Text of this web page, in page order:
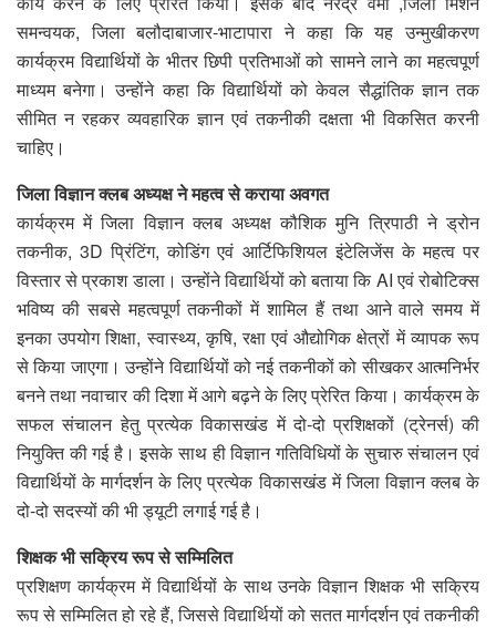
समन्वयक, जिला बलौदाबाजार-भाटापारा ने कहा कि यह उन्मुखीकरण
कार्यक्रम विद्यार्थियों के भीतर छिपी प्रतिभाओं को सामने लाने का महत्वपूर्ण
माध्यम बनेगा। उन्होंने कहा कि विद्यार्थियों को केवल सैद्धांतिक ज्ञान तक
सीमित न रहकर व्यवहारिक ज्ञान एवं तकनीकी दक्षता भी विकसित करनी
चाहिए।
जिला विज्ञान क्लब अध्यक्ष ने महत्व से कराया अवगत
कार्यक्रम में जिला विज्ञान क्लब अध्यक्ष कौशिक मुनि त्रिपाठी ने ड्रोन
तकनीक, 3D प्रिंटिंग, कोडिंग एवं आर्टिफिशियल इंटेलिजेंस के महत्व पर
विस्तार से प्रकाश डाला। उन्होंने विद्यार्थियों को बताया कि AI एवं रोबोटिक्स
भविष्य की सबसे महत्वपूर्ण तकनीकों में शामिल हैं तथा आने वाले समय में
इनका उपयोग शिक्षा, स्वास्थ्य, कृषि, रक्षा एवं औद्योगिक क्षेत्रों में व्यापक रूप
से किया जाएगा। उन्होंने विद्यार्थियों को नई तकनीकों को सीखकर आत्मनिर्भर
बनने तथा नवाचार की दिशा में आगे बढ़ने के लिए प्रेरित किया। कार्यक्रम के
सफल संचालन हेतु प्रत्येक विकासखंड में दो-दो प्रशिक्षकों (ट्रेनर्स) की
नियुक्ति की गई है। इसके साथ ही विज्ञान गतिविधियों के सुचारु संचालन एवं
विद्यार्थियों के मार्गदर्शन के लिए प्रत्येक विकासखंड में जिला विज्ञान क्लब के
दो-दो सदस्यों की भी ड्यूटी लगाई गई है।
शिक्षक भी सक्रिय रूप से सम्मिलित
प्रशिक्षण कार्यक्रम में विद्यार्थियों के साथ उनके विज्ञान शिक्षक भी सक्रिय
रूप से सम्मिलित हो रहे हैं, जिससे विद्यार्थियों को सतत मार्गदर्शन एवं तकनीकी